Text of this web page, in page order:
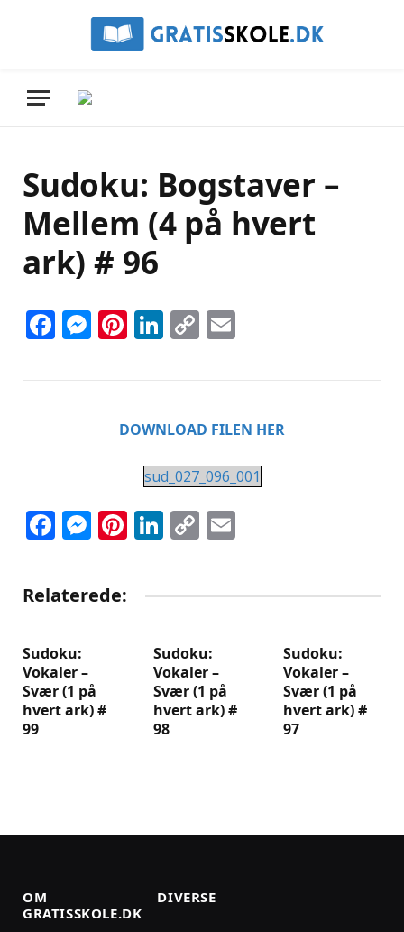
Sudoku: Bogstaver –
Mellem (4 på hvert
ark) # 96
Facebook
Messenger
Pinterest
LinkedIn
Copy
DOWNLOAD FILEN HER
sud_027_096_001
Facebook
Messenger
Pinterest
LinkedIn
Copy
Relaterede:
Sudoku:
Vokaler –
Svær (1 på
hvert ark) #
99
Sudoku:
Vokaler –
Svær (1 på
hvert ark) #
98
Sudoku:
Vokaler –
Svær (1 på
hvert ark) #
97
OM
GRATISSKOLE.DK
DIVERSE